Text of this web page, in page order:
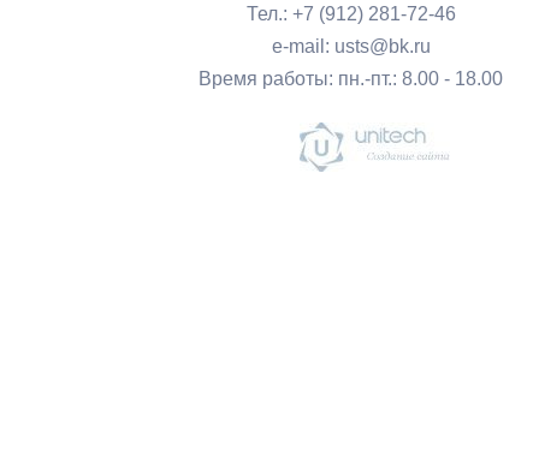
Тел.: +7 (912) 281-72-46
e-mail: usts@bk.ru
Время работы: пн.-пт.: 8.00 - 18.00